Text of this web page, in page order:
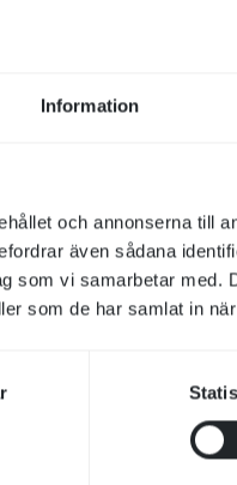
Information
och annonserna till
även sådana
som vi samarbetar med.
som de har samlat in